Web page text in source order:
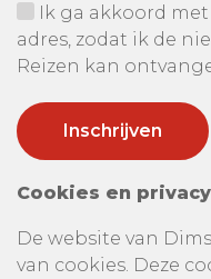
Ik ga akkoord
adres, zodat ik de
Reizen kan
Cookies en privacy
De website van
van cookies. Deze